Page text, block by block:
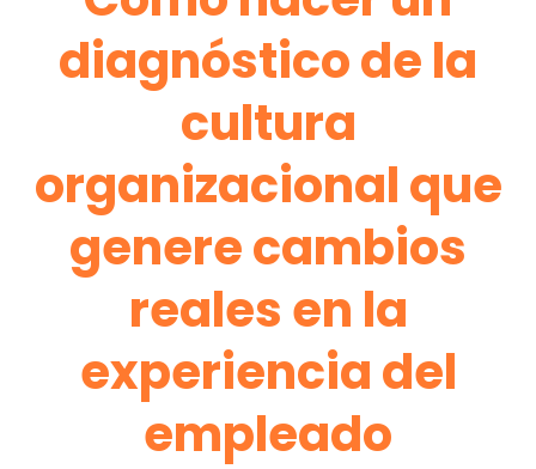
diagnóstico de la
cultura
organizacional que
genere cambios
reales en la
experiencia del
empleado